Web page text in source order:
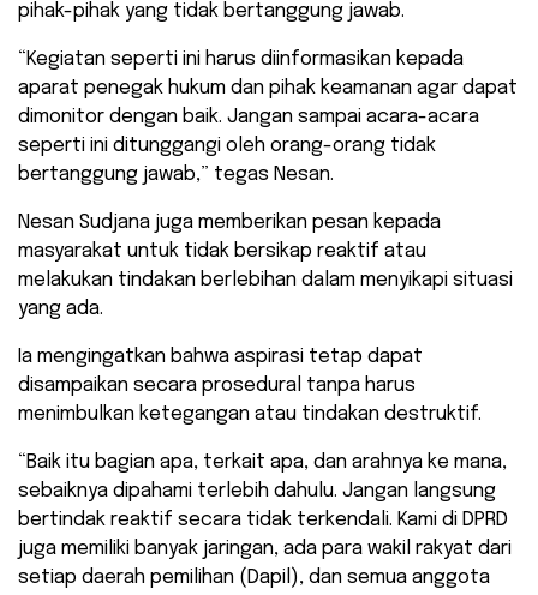
pihak-pihak yang tidak bertanggung jawab.
“Kegiatan seperti ini harus diinformasikan kepada
aparat penegak hukum dan pihak keamanan agar dapat
dimonitor dengan baik. Jangan sampai acara-acara
seperti ini ditunggangi oleh orang-orang tidak
bertanggung jawab,” tegas Nesan.
Nesan Sudjana juga memberikan pesan kepada
masyarakat untuk tidak bersikap reaktif atau
melakukan tindakan berlebihan dalam menyikapi situasi
yang ada.
Ia mengingatkan bahwa aspirasi tetap dapat
disampaikan secara prosedural tanpa harus
menimbulkan ketegangan atau tindakan destruktif.
“Baik itu bagian apa, terkait apa, dan arahnya ke mana,
sebaiknya dipahami terlebih dahulu. Jangan langsung
bertindak reaktif secara tidak terkendali. Kami di DPRD
juga memiliki banyak jaringan, ada para wakil rakyat dari
setiap daerah pemilihan (Dapil), dan semua anggota